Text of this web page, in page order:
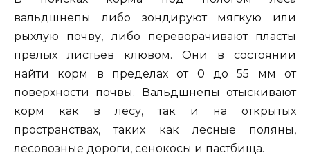
вальдшнепы либо зондируют мягкую или
рыхлую почву, либо переворачивают пласты
прелых листьев клювом. Они в состоянии
найти корм в пределах от 0 до 55 мм от
поверхности почвы. Вальдшнепы отыскивают
корм как в лесу, так и на открытых
пространствах, таких как лесные поляны,
лесовозные дороги, сенокосы и пастбища.